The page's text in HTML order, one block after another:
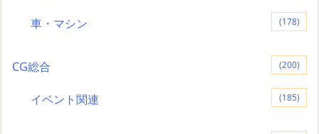
車・マシン (178)
CG総合 (200)
イベント関連 (185)